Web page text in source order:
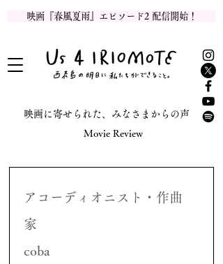
映画『春風夏雨』エピソード2 配信開始！
​映画に寄せられた、みなさまからの声
Movie Review
アコーディオニスト・作曲
家
coba